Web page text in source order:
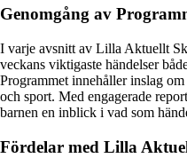
Genomgång av
I varje avsnitt av Lilla Aktuellt
veckans viktigaste händelser
Programmet innehåller inslag
och sport. Med engagerade
barnen en inblick i vad som
Fördelar med Lilla